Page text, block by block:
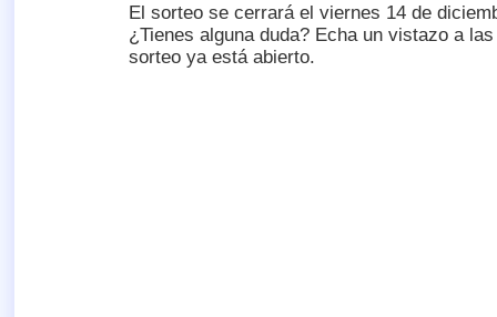
El sorteo se cerrará el viernes 14 de
¿Tienes alguna duda? Echa un vistazo a
sorteo ya está abierto.